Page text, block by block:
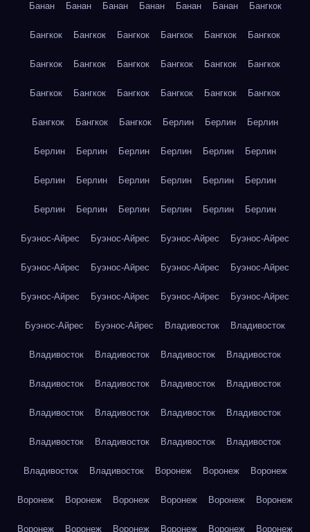
Банан Банан Банан Банан Банан Банан Бангкок
Бангкок Бангкок Бангкок Бангкок Бангкок Бангкок
Бангкок Бангкок Бангкок Бангкок Бангкок Бангкок
Бангкок Бангкок Бангкок Бангкок Бангкок Бангкок
Бангкок Бангкок Бангкок Берлин Берлин Берлин
Берлин Берлин Берлин Берлин Берлин Берлин
Берлин Берлин Берлин Берлин Берлин Берлин
Берлин Берлин Берлин Берлин Берлин Берлин
Буэнос-Айрес Буэнос-Айрес Буэнос-Айрес Буэнос-Айрес
Буэнос-Айрес Буэнос-Айрес Буэнос-Айрес Буэнос-Айрес
Буэнос-Айрес Буэнос-Айрес Буэнос-Айрес Буэнос-Айрес
Буэнос-Айрес Буэнос-Айрес Владивосток Владивосток
Владивосток Владивосток Владивосток Владивосток
Владивосток Владивосток Владивосток Владивосток
Владивосток Владивосток Владивосток Владивосток
Владивосток Владивосток Владивосток Владивосток
Владивосток Владивосток Воронеж Воронеж Воронеж
Воронеж Воронеж Воронеж Воронеж Воронеж Воронеж
Воронеж Воронеж Воронеж Воронеж Воронеж Воронеж